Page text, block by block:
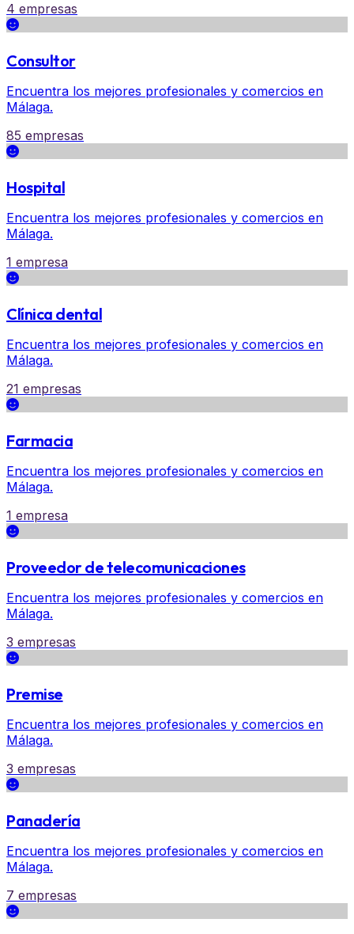
4 empresas
Consultor
Encuentra los mejores profesionales y comercios en
Málaga.
85 empresas
Hospital
Encuentra los mejores profesionales y comercios en
Málaga.
1 empresa
Clínica dental
Encuentra los mejores profesionales y comercios en
Málaga.
21 empresas
Farmacia
Encuentra los mejores profesionales y comercios en
Málaga.
1 empresa
Proveedor de telecomunicaciones
Encuentra los mejores profesionales y comercios en
Málaga.
3 empresas
Premise
Encuentra los mejores profesionales y comercios en
Málaga.
3 empresas
Panadería
Encuentra los mejores profesionales y comercios en
Málaga.
7 empresas